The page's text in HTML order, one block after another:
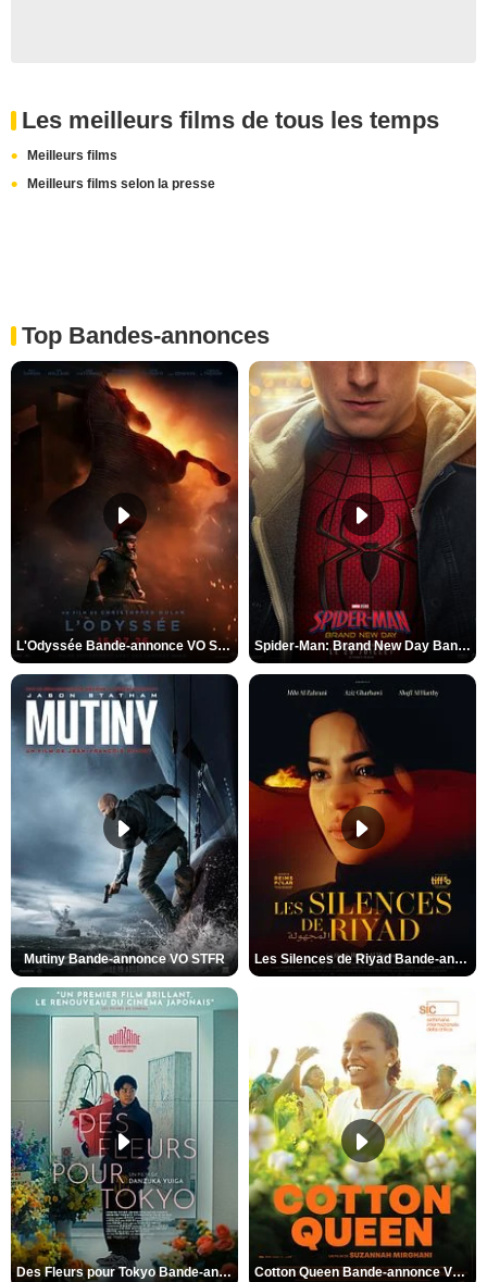
Les meilleurs films de tous les temps
Meilleurs films
Meilleurs films selon la presse
Top Bandes-annonces
L'Odyssée Bande-annonce VO STFR Spider-Man: Brand New Day Bande-annonce VO STFR
Mutiny Bande-annonce VO STFR Les Silences de Riyad Bande-annonce VO STFR
Des Fleurs pour Tokyo Bande-annonce VO STFR Cotton Queen Bande-annonce VO STFR